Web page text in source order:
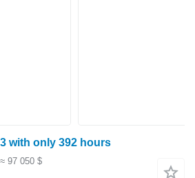
with only 392 hours
≈ 97 050 $